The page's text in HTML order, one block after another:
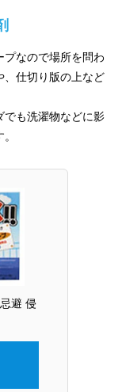
プなので場所を問わ
、仕切り版の上など
でも洗濯物などに影
避 侵